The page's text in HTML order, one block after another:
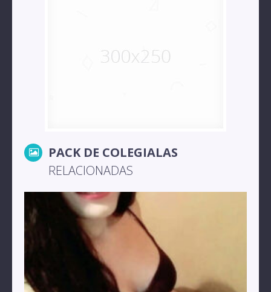
PACK DE COLEGIALAS
RELACIONADAS